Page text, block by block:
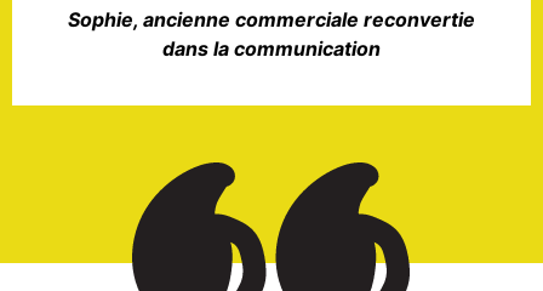
Sophie, ancienne commerciale reconvertie
dans la communication